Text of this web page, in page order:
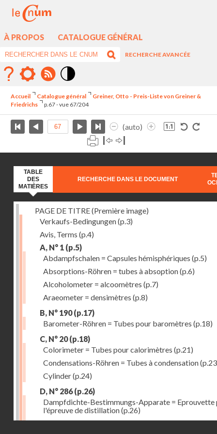
À PROPOS CATALOGUE GÉNÉRAL
RECHERCHE AVANCÉE
élévé
Accueil Catalogue général
Greiner, Otto - Preis-Liste von Greiner &
Friedrichs
p.67 - vue 67/204
(auto)
TABLE
DES
MATIÈRES
RECHERCHE DANS LE DOCUMENT
PAGE DE TITRE (Première image)
Verkaufs-Bedingungen(p.3)
Avis, Terms (p.4)
A, N° 1 (p.5)
Abdampfschalen = Capsules hémisphériques (p.5)
Absorptions-Röhren = tubes à absoption(p.6)
Alcoholometer = alcoomètres (p.7)
Araeometer = densimètres (p.8)
B, N° 190(p.17)
Barometer-Röhren = Tubes pour baromètres (p.18)
C, N° 20(p.18)
Colorimeter = Tubes pour calorimètres (p.21)
Condensations-Röhren = Tubes à condensation
Cylinder(p.24)
D, N° 286(p.26)
Dampfdichte-Bestimmungs-Apparate = Eprouvette
l'épreuve de distillation(p.26)
Destillir-Kolben = Ballons à distillation fractionnée